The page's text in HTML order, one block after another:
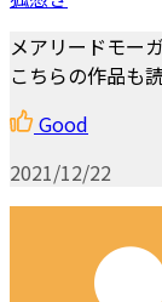
メアリードモー
こちらの作品も
Good
2021/12/22